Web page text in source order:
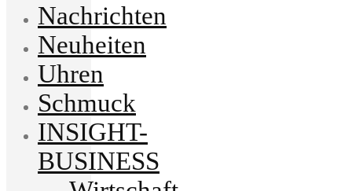
Nachrichten
Neuheiten
Uhren
Schmuck
INSIGHT-
BUSINESS